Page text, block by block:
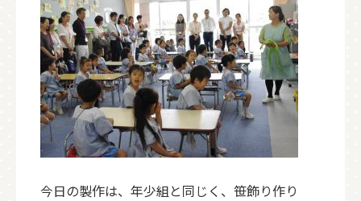
今日の製作は、年少組と同じく、笹飾り作り